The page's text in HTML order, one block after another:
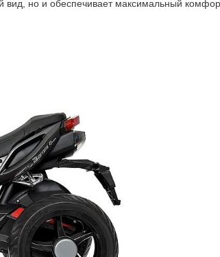
вид, но и обеспечивает максимальный